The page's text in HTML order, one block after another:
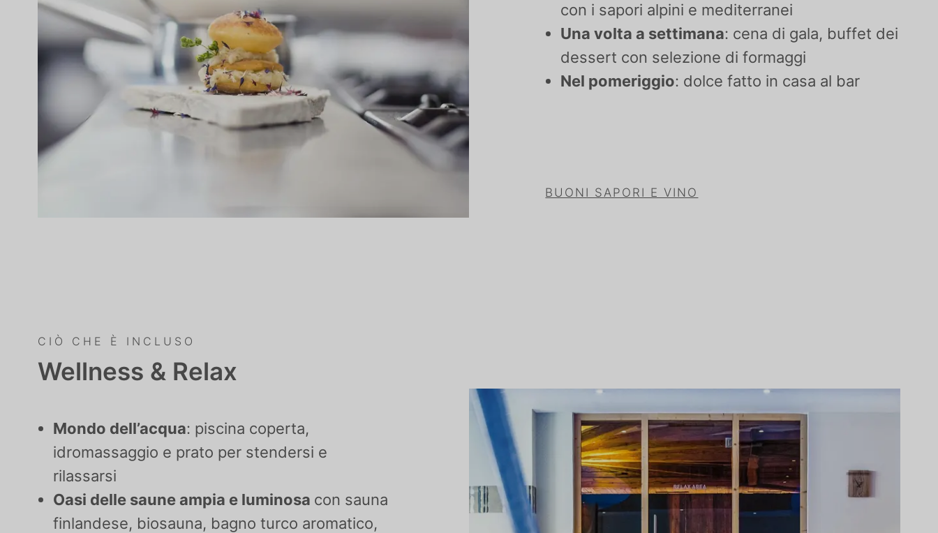
con i sapori alpini e mediterranei
Una volta a settimana: cena di gala, buffet dei
dessert con selezione di formaggi
Nel pomeriggio: dolce fatto in casa al bar
BUONI SAPORI E VINO
CIÒ CHE È INCLUSO
Wellness & Relax
Mondo dell’acqua: piscina coperta,
idromassaggio e prato per stendersi e
rilassarsi
Oasi delle saune ampia e luminosa con sauna
finlandese, biosauna, bagno turco aromatico,